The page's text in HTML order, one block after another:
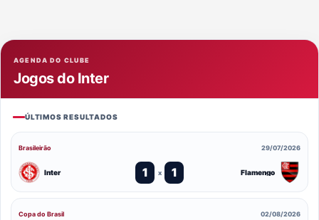
AGENDA DO CLUBE
Jogos do Inter
ÚLTIMOS RESULTADOS
Brasileirão 29/07/2026
Inter 1 x 1 Flamengo
Copa do Brasil 02/08/2026